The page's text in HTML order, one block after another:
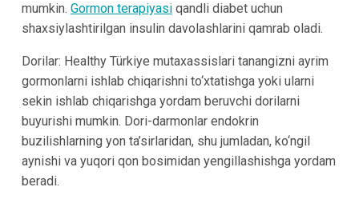
mumkin. Gormon terapiyasiqandli diabet uchun
shaxsiylashtirilgan insulin davolashlarini qamrab oladi.
Dorilar: Healthy Türkiye mutaxassislari tanangizni ayrim
gormonlarni ishlab chiqarishni to‘xtatishga yoki ularni
sekin ishlab chiqarishga yordam beruvchi dorilarni
buyurishi mumkin. Dori-darmonlar endokrin
buzilishlarning yon ta’sirlaridan, shu jumladan, ko‘ngil
aynishi va yuqori qon bosimidan yengillashishga yordam
beradi.